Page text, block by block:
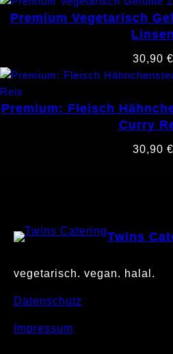
Premium Vegetarisch
Linsen
30,90 €
Premium: Fleisch
Curry
30,90 €
Twins
vegetarisch. vegan. halal.
Datenschutz
Impressum